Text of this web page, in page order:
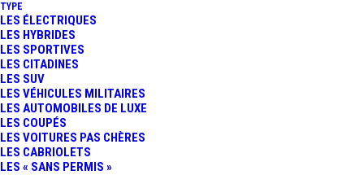
TYPE
LES ÉLECTRIQUES
LES HYBRIDES
LES SPORTIVES
LES CITADINES
LES SUV
LES VÉHICULES MILITAIRES
LES AUTOMOBILES DE LUXE
LES COUPÉS
LES VOITURES PAS CHÈRES
LES CABRIOLETS
LES « SANS PERMIS »